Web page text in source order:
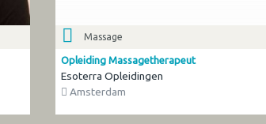
Massage
Opleiding Massagetherapeut
Esoterra Opleidingen
Amsterdam